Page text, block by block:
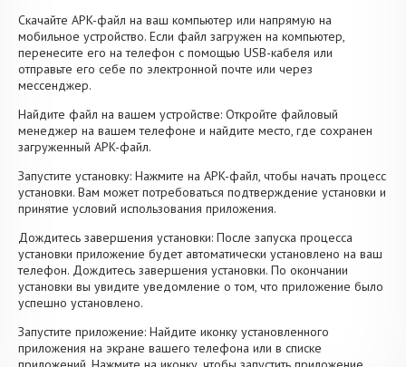
Скачайте APK-файл на ваш компьютер или напрямую на
мобильное устройство. Если файл загружен на компьютер,
перенесите его на телефон с помощью USB-кабеля или
отправьте его себе по электронной почте или через
мессенджер.
Найдите файл на вашем устройстве: Откройте файловый
менеджер на вашем телефоне и найдите место, где сохранен
загруженный APK-файл.
Запустите установку: Нажмите на APK-файл, чтобы начать процесс
установки. Вам может потребоваться подтверждение установки и
принятие условий использования приложения.
Дождитесь завершения установки: После запуска процесса
установки приложение будет автоматически установлено на ваш
телефон. Дождитесь завершения установки. По окончании
установки вы увидите уведомление о том, что приложение было
успешно установлено.
Запустите приложение: Найдите иконку установленного
приложения на экране вашего телефона или в списке